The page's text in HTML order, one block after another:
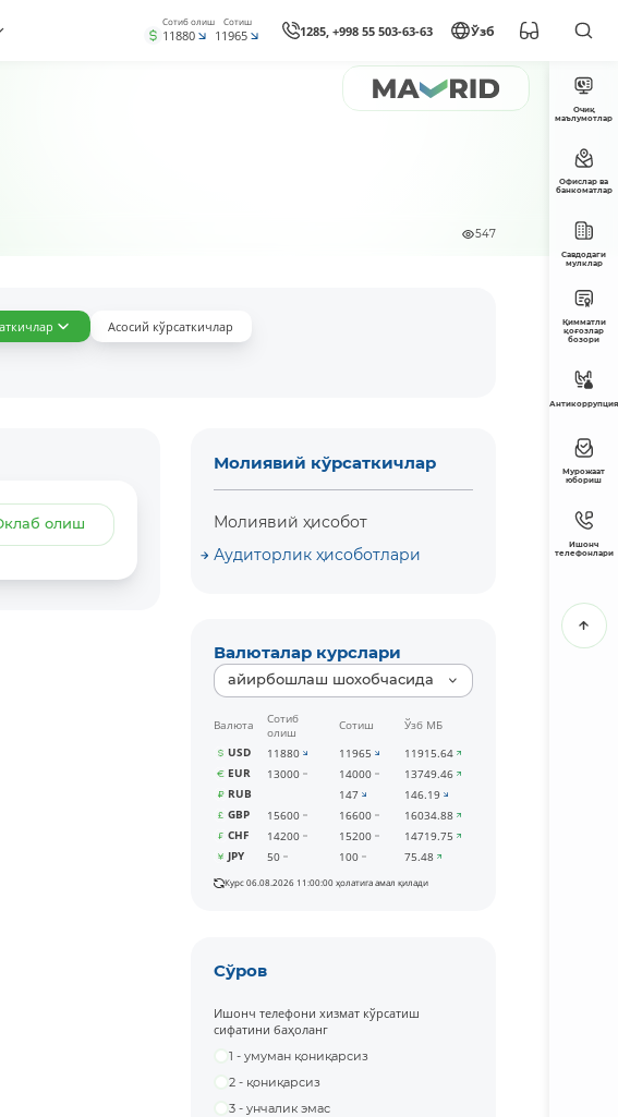
Сотиб олиш
11880
Сотиш
11965 1285, +998 55 503-63-63 Ўзб
547
Асосий кўрсаткичлар
олиш
Молиявий кўрсаткичлар
Молиявий ҳисобот
Аудиторлик ҳисоботлари
Валюталар курслари
айирбошлаш шохобчасида
Валюта
Сотиб
олиш
Сотиш
Ўзб МБ
USD
11880 11965
11915.64
EUR
13000 14000
13749.46
RUB
147
146.19
GBP
15600 16600
16034.88
CHF
14200 15200
14719.75
JPY
50 100 75.48
Курс 06.08.2026 11:00:00 ҳолатига амал қилади
Сўров
Ишонч телефони хизмат кўрсатиш
сифатини баҳоланг
1 - умуман қониқарсиз
2 - қониқарсиз
3 - унчалик эмас
Очиқ
маълумотлар
Офислар ва
банкоматлар
Савдодаги
мулклар
Қимматли
қоғозлар
бозори
Антикоррупция
Мурожаат
юбориш
Ишонч
телефонлари